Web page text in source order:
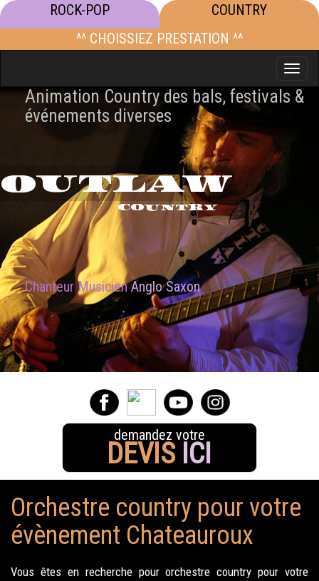
ROCK-POP
COUNTRY
^^ CHOISSIEZ PRESTATION ^^
Toggle
Animation Country des bals, festivals &
événements diverses
OUTLAW
COUNTRY
Chanteur MusicienAnglo Saxon
demandez votre
DEVIS ICI
Orchestre country pour votre
évènement Chateauroux
Vous êtes en recherche pour orchestre country pour votre